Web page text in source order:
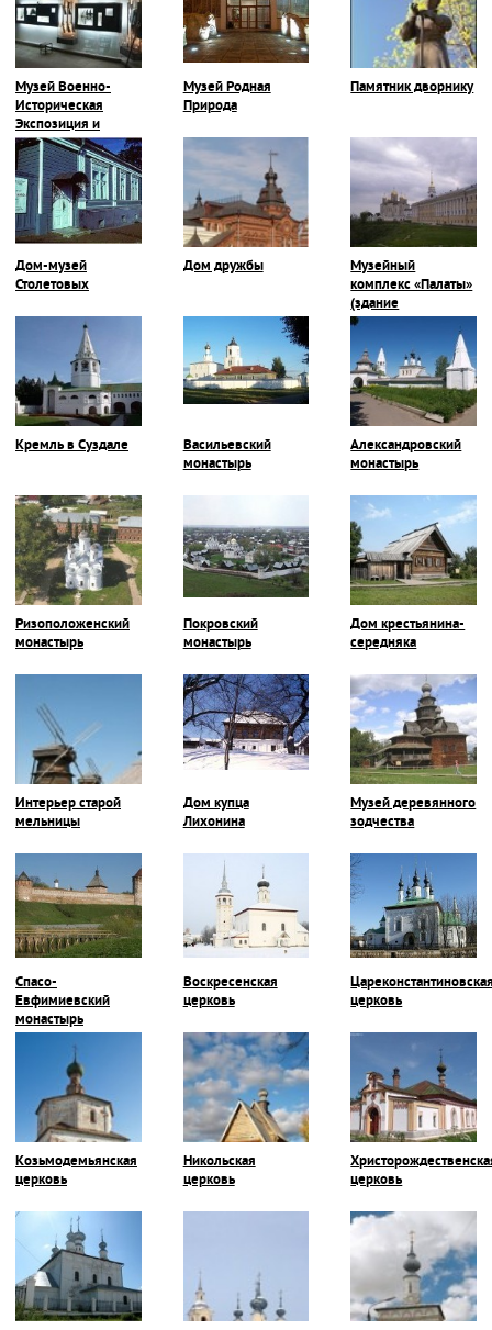
Музей Военно-
Историческая
Экспозиция и
Галерея Героев-
Владимирцев
Музей Родная
Природа
Памятник дворнику
Дом-музей
Столетовых
Дом дружбы
Музейный
комплекс «Палаты»
(здание
Присутственных
Кремль в Суздале
Васильевский
монастырь
Александровский
монастырь
Ризоположенский
монастырь
Покровский
монастырь
Дом крестьянина-
середняка
Интерьер старой
мельницы
Дом купца
Лихонина
Музей деревянного
зодчества
Спасо-
Евфимиевский
монастырь
Воскресенская
церковь
церковь
Козьмодемьянская
церковь
Никольская
церковь
церковь